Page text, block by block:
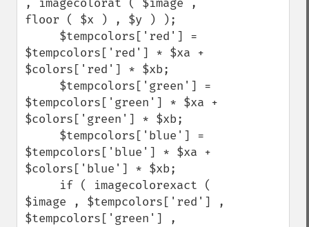
, imagecolorat ( $image ,
floor ( $x ) , $y ) );
$tempcolors['red'] * $xa +
$colors['red'] * $xb;
$tempcolors['green'] * $xa +
$colors['green'] * $xb;
$tempcolors['blue'] * $xa +
$colors['blue'] * $xb;
$image , $tempcolors['red'] ,
$tempcolors['green'] ,